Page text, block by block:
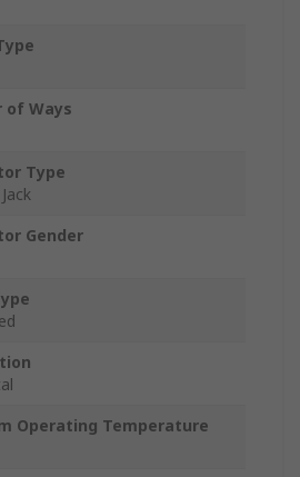
of Ways
Type
Gender
Operating Temperature